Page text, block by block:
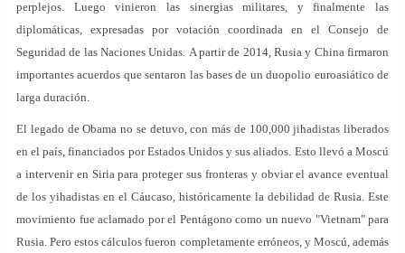
perplejos. Luego vinieron las sinergias militares, y finalmente las
diplomáticas, expresadas por votación coordinada en el Consejo de
Seguridad de las Naciones Unidas. A partir de 2014, Rusia y China firmaron
importantes acuerdos que sentaron las bases de un duopolio euroasiático de
larga duración.
El legado de Obama no se detuvo, con más de 100,000 jihadistas liberados
en el país, financiados por Estados Unidos y sus aliados. Esto llevó a Moscú
a intervenir en Siria para proteger sus fronteras y obviar el avance eventual
de los yihadistas en el Cáucaso, históricamente la debilidad de Rusia. Este
movimiento fue aclamado por el Pentágono como un nuevo "Vietnam" para
Rusia. Pero estos cálculos fueron completamente erróneos, y Moscú, además